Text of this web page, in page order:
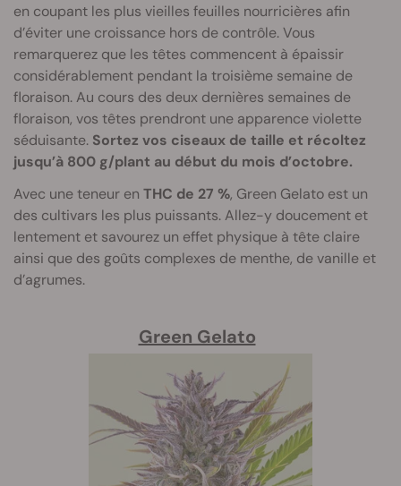
en coupant les plus vieilles feuilles nourricières afin
d’éviter une croissance hors de contrôle. Vous
remarquerez que les têtes commencent à épaissir
considérablement pendant la troisième semaine de
floraison. Au cours des deux dernières semaines de
floraison, vos têtes prendront une apparence violette
séduisante. Sortez vos ciseaux de taille et récoltez
jusqu’à 800 g/plant au début du mois d’octobre.
Avec une teneur en THC de 27 %, Green Gelato est un
des cultivars les plus puissants. Allez-y doucement et
lentement et savourez un effet physique à tête claire
ainsi que des goûts complexes de menthe, de vanille et
d’agrumes.
Green Gelato